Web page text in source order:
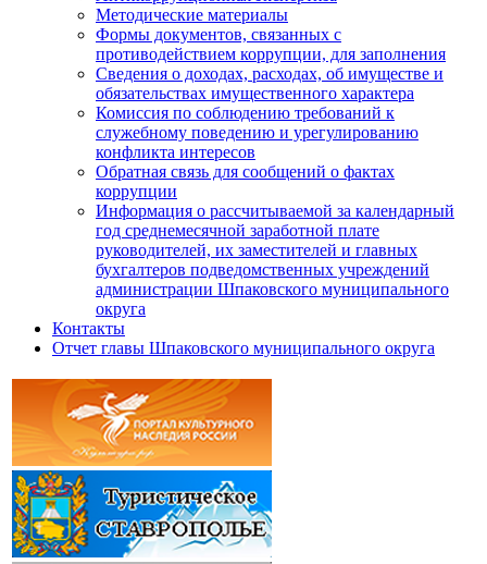
Методические материалы
Формы документов, связанных с
противодействием коррупции, для заполнения
Сведения о доходах, расходах, об имуществе и
обязательствах имущественного характера
Комиссия по соблюдению требований к
служебному поведению и урегулированию
конфликта интересов
Обратная связь для сообщений о фактах
коррупции
Информация о рассчитываемой за календарный
год среднемесячной заработной плате
руководителей, их заместителей и главных
бухгалтеров подведомственных учреждений
администрации Шпаковского муниципального
округа
Контакты
Отчет главы Шпаковского муниципального округа